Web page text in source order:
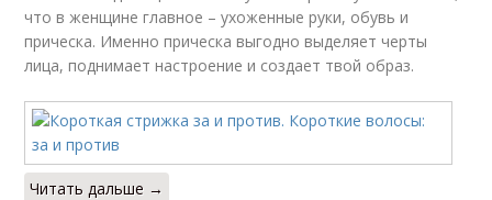
что в женщине главное – ухоженные руки, обувь и
прическа. Именно прическа выгодно выделяет черты
лица, поднимает настроение и создает твой образ.
Читать дальше →